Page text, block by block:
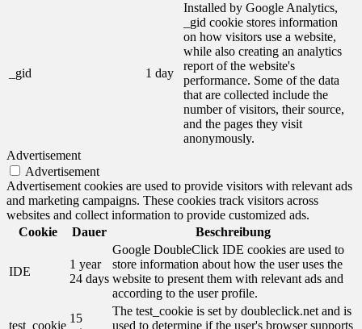
_gid 1 day
Installed by Google Analytics,
_gid cookie stores information
on how visitors use a website,
while also creating an analytics
report of the website's
performance. Some of the data
that are collected include the
number of visitors, their source,
and the pages they visit
anonymously.
Advertisement
Advertisement
Advertisement cookies are used to provide visitors with relevant ads
and marketing campaigns. These cookies track visitors across
websites and collect information to provide customized ads.
Cookie
Dauer Beschreibung
IDE
1 year
24 days
Google DoubleClick IDE cookies are used to
store information about how the user uses the
website to present them with relevant ads and
according to the user profile.
test_cookie
15
The test_cookie is set by doubleclick.net and is
used to determine if the user's browser supports